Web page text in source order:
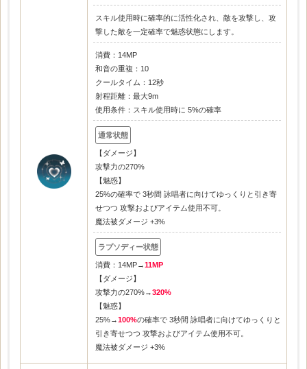
スキル使用時に確率的に活性化され、敵を攻撃し、攻
撃した敵を一定確率で魅惑状態にします。
消費：14MP
和音の重複：10
クールタイム：12秒
射程距離：最大9m
使用条件：スキル使用時に 5%の確率
【ダメージ】
攻撃力の270%
【魅惑】
25%の確率で 3秒間 詠唱者に向けてゆっくりと引き寄
せつつ 攻撃およびアイテム使用不可。
魔法被ダメージ +3%
消費：14MP→11MP
【ダメージ】
攻撃力の270%→320%
【魅惑】
25%→100%の確率で 3秒間 詠唱者に向けてゆっくりと
引き寄せつつ 攻撃およびアイテム使用不可。
魔法被ダメージ +3%